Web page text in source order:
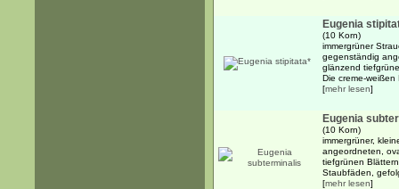
Eugenia
(10 Korn)
immergrüner
gegenständig
glänzend
Die creme-
[mehr lesen]
Eugenia
(10 Korn)
immergrüner,
angeordneten,
tiefgrünen
Staubfäden,
[mehr lesen]